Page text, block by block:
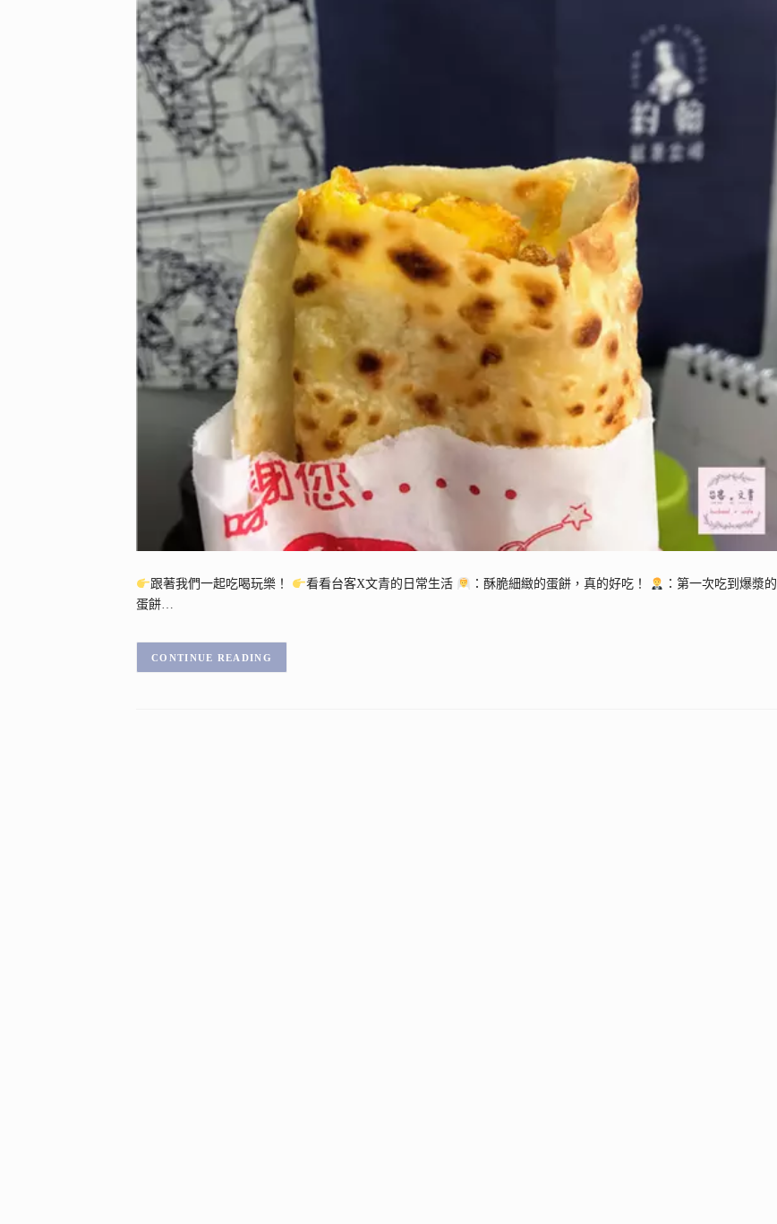
跟著我們一起吃喝玩樂！ 看看台客X文青的日常生活 ：酥脆細緻的蛋餅，真的好吃！
：第一次吃到爆漿的
蛋餅…
CONTINUE READING